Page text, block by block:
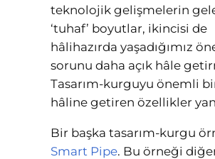
teknolojik gelişmelerin
‘tuhaf’ boyutlar, ikincisi de
hâlihazırda yaşadığımız
sorunu daha açık hâle
Tasarım-kurguyu önemli
hâline getiren özellikler
Bir başka tasarım-kurgu
Smart Pipe. Bu örneği